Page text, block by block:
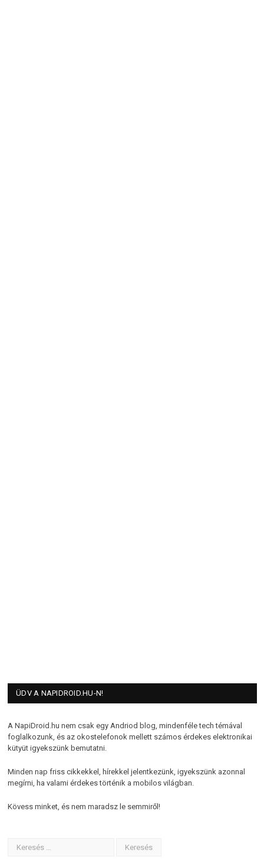
ÜDV A NAPIDROID.HU-N!
A NapiDroid.hu nem csak egy Andriod blog, mindenféle tech témával
foglalkozunk, és az okostelefonok mellett számos érdekes elektronikai
kütyüt igyekszünk bemutatni.
Minden nap friss cikkekkel, hírekkel jelentkezünk, igyekszünk azonnal
megírni, ha valami érdekes történik a mobilos világban.
Kövess minket, és nem maradsz le semmiről!